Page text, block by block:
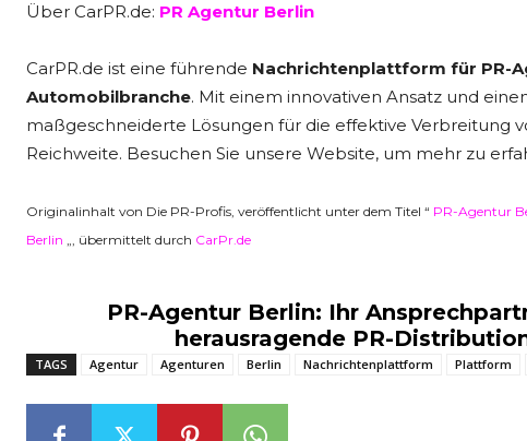
Über CarPR.de: PR Agentur Berlin
CarPR.de ist eine führende Nachrichtenplattform für PR-
Automobilbranche. Mit einem innovativen Ansatz und
maßgeschneiderte Lösungen für die effektive Verbreitung
Reichweite. Besuchen Sie unsere Website, um mehr zu
Originalinhalt von Die PR-Profis, veröffentlicht unter dem Titel “ PR-Agentur
Berlin „, übermittelt durch CarPr.de
PR-Agentur Berlin: Ihr
herausragende PR-
TAGS Agentur Agenturen Berlin Nachrichtenplattform Plattform